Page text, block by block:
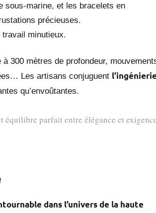
sous-marine, et les bracelets en
précieuses.
travail minutieux.
300 mètres de profondeur,
Les artisans conjuguent
qu’envoûtantes.
équilibre parfait entre élégance et
dans l’univers de la haute